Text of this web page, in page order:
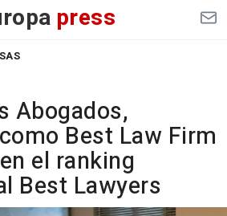
press
Abogados,
Best Law Firm
el ranking
Best Lawyers